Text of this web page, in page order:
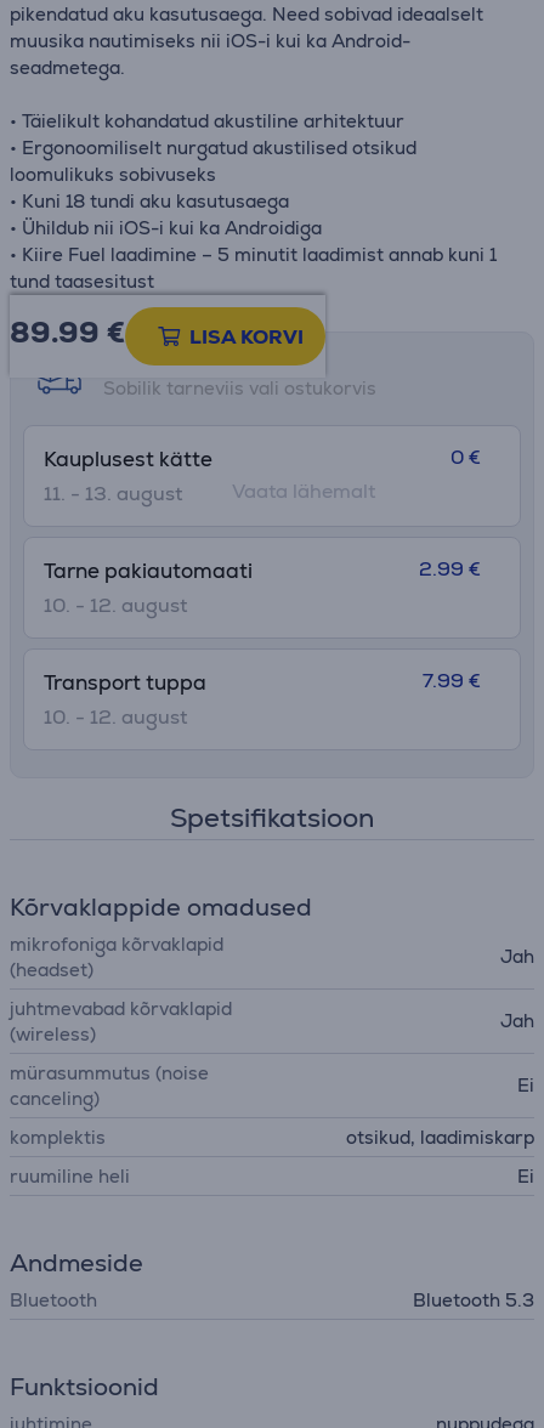
pikendatud aku kasutusaega. Need sobivad ideaalselt
muusika nautimiseks nii iOS-i kui ka Android-
seadmetega.
• Täielikult kohandatud akustiline arhitektuur
• Ergonoomiliselt nurgatud akustilised otsikud
loomulikuks sobivuseks
• Kuni 18 tundi aku kasutusaega
• Ühildub nii iOS-i kui ka Androidiga
• Kiire Fuel laadimine – 5 minutit laadimist annab kuni 1
tund taasesitust
89.99 € LISA KORVI
Tarne võimalused
Sobilik tarneviis vali ostukorvis
Kauplusest kätte
11. - 13. august
0 €
Vaata lähemalt
Tarne pakiautomaati
10. - 12. august
2.99 €
Transport tuppa
10. - 12. august
7.99 €
Spetsifikatsioon
Kõrvaklappide omadused
mikrofoniga kõrvaklapid
(headset)
Jah
juhtmevabad kõrvaklapid
(wireless)
Jah
mürasummutus (noise
canceling)
Ei
komplektis
otsikud, laadimiskarp
ruumiline heli
Ei
Andmeside
Bluetooth Bluetooth 5.3
Funktsioonid
juhtimine
nuppudega